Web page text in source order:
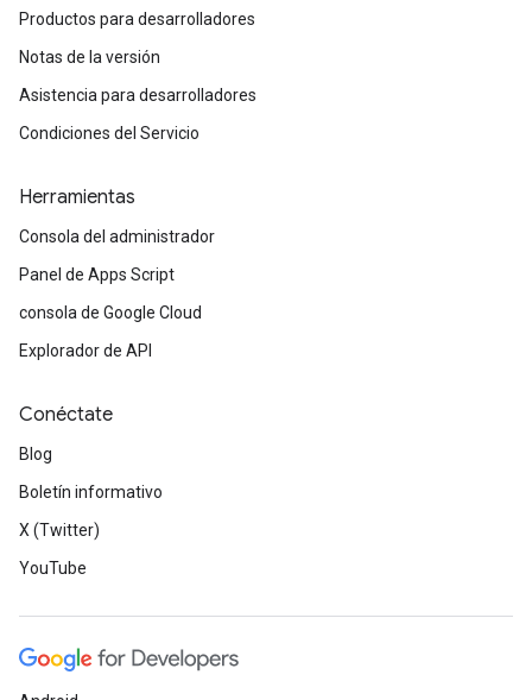
Productos para desarrolladores
Notas de la versión
Asistencia para desarrolladores
Condiciones del Servicio
Herramientas
Consola del administrador
Panel de Apps Script
consola de Google Cloud
Explorador de API
Conéctate
Blog
Boletín informativo
X (Twitter)
YouTube